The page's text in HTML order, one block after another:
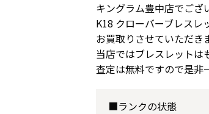
キングラム豊中店でござ
K18 クローバーブレスレ
お買取りさせていただき
当店ではブレスレットは
査定は無料ですので是非
■ランクの状態